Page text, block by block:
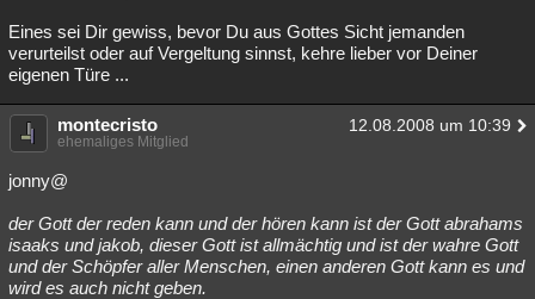
Eines sei Dir gewiss, bevor Du aus Gottes Sicht jemanden
verurteilst oder auf Vergeltung sinnst, kehre lieber vor Deiner
eigenen Türe ...
montecristo 12.08.2008 um 10:39
ehemaliges Mitglied
jonny@
der Gott der reden kann und der hören kann ist der Gott abrahams
isaaks und jakob, dieser Gott ist allmächtig und ist der wahre Gott
und der Schöpfer aller Menschen, einen anderen Gott kann es und
wird es auch nicht geben.